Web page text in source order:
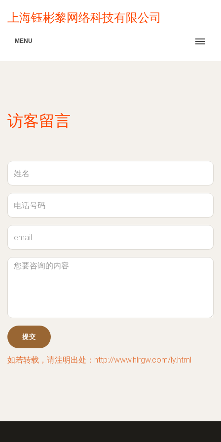
上海钰彬黎网络科技有限公司
MENU
访客留言
如若转载，请注明出处：http://www.hlrgw.com/ly.html